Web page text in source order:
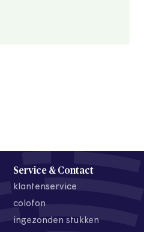
Service & Contact
klantenservice
colofon
ingezonden stukken